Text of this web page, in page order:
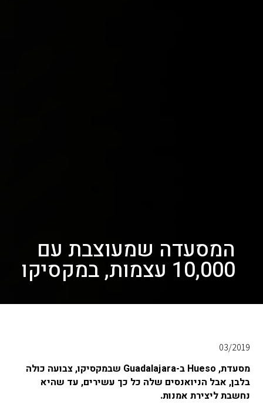
המסעדה שמעוצבת עם
10,000 עצמות, במקסיקו
03/2019
מסעדת, Hueso ב-Guadalajara שבמקסיקו, צבועה כולה
בלבן, אבל הניואנסים שלה כל כך עשירים, עד שהיא
נחשבת ליצירת אמנות.